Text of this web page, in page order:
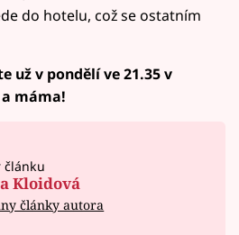
do hotelu, což se ostatním
už v pondělí ve 21.35 v
máma!
článku
Kloidová
články autora